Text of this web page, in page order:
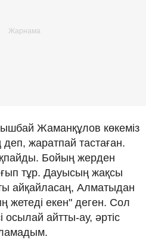
Жаманқұлов көкеміз
жаратпай тастаған.
Бойың жерден
тұр. Дауысың жақсы
айқайласаң, Алматыдан
жетеді екен" деген. Сол
осылай айтты-ау, әртіс